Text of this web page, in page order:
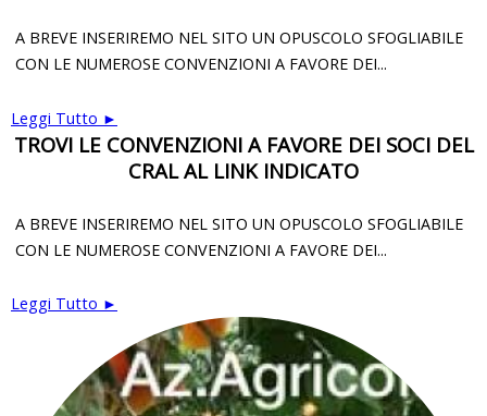
A BREVE INSERIREMO NEL SITO UN OPUSCOLO SFOGLIABILE
CON LE NUMEROSE CONVENZIONI A FAVORE DEI...
Leggi Tutto ►
TROVI LE CONVENZIONI A FAVORE DEI SOCI DEL
CRAL AL LINK INDICATO
A BREVE INSERIREMO NEL SITO UN OPUSCOLO SFOGLIABILE
CON LE NUMEROSE CONVENZIONI A FAVORE DEI...
Leggi Tutto ►